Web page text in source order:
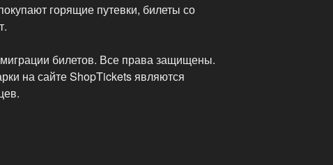
горящие путевки, билеты со
билетов. Все права защищены.
на сайте ShopTickets являются